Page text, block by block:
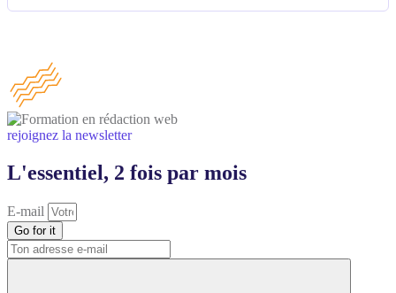
rejoignez la newsletter
L'essentiel, 2 fois par mois
E-mail
Go for it